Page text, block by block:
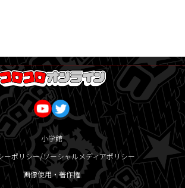
小学館
ーポリシー/ソーシャルメディアポリシー
画像使用・著作権